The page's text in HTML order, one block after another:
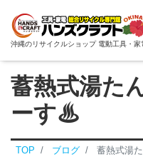
沖縄のリサイクルショップ 電動工具・
蓄熱式湯た
ーす♨
TOP ブログ 蓄熱式湯